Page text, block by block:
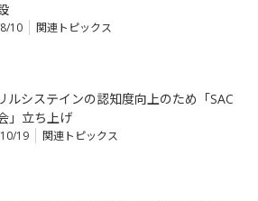
10 関連トピックス
ルシステインの認知度向上のため「SAC
」立ち上げ
19 関連トピックス